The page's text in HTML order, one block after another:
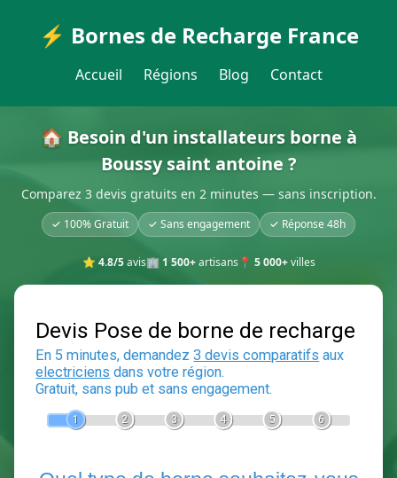
⚡ Bornes de Recharge France
Accueil Régions Blog Contact
🏠 Besoin d'un installateurs borne à
Boussy saint antoine ?
Comparez 3 devis gratuits en 2 minutes — sans inscription.
✓ 100% Gratuit ✓ Sans engagement ✓ Réponse 48h
⭐ 4.8/5avis🏢 1 500+artisans 📍 5 000+villes
Devis Pose de borne de
En 5 minutes, demandez3 devis comparatifs